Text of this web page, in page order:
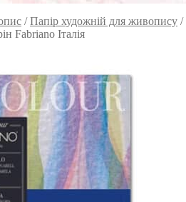
/Папір художній для живопису /
Fabriano Італія